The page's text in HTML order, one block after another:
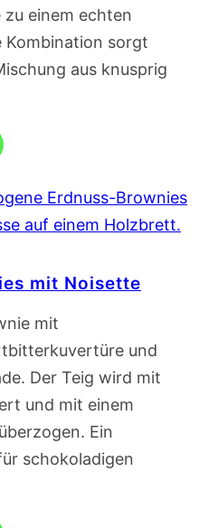
einem echten
Kombination sorgt
aus knusprig
mit Noisette
mit
und
Der Teig wird mit
und mit einem
Ein
schokoladigen